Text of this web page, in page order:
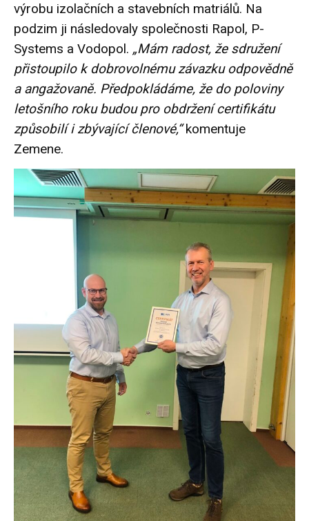
výrobu izolačních a stavebních matriálů. Na
podzim ji následovaly společnosti Rapol, P-
Systems a Vodopol. „Mám radost, že sdružení
přistoupilo k dobrovolnému závazku odpovědně
a angažovaně. Předpokládáme, že do poloviny
letošního roku budou pro obdržení certifikátu
způsobilí i zbývající členové,“komentuje
Zemene.